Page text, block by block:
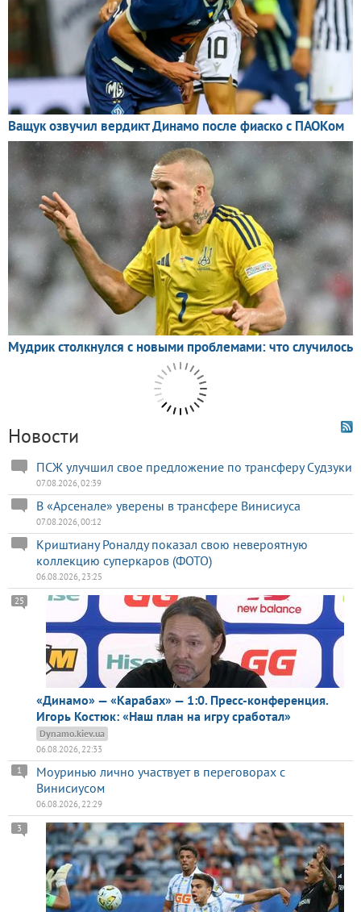
Новости
ПСЖ улучшил свое предложение по трансферу Судзуки
07.08.2026, 02:39
В «Арсенале» уверены в трансфере Винисиуса
07.08.2026, 00:12
Криштиану Роналду показал свою невероятную
коллекцию суперкаров (ФОТО)
06.08.2026, 23:25
«Динамо» — «Карабах» — 1:0. Пресс-конференция.
Игорь Костюк: «Наш план на игру сработал»
25
Dynamo.kiev.ua
06.08.2026, 22:33
Моуринью лично участвует в переговорах с
Винисиусом
1
06.08.2026, 22:29
3